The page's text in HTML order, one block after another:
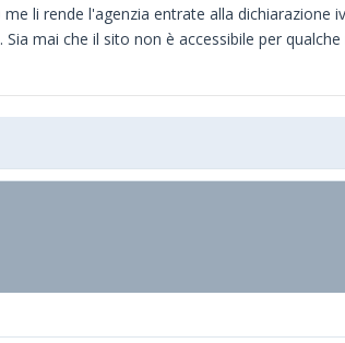
li rende l'agenzia entrate alla dichiarazione
mai che il sito non è accessibile per qualche